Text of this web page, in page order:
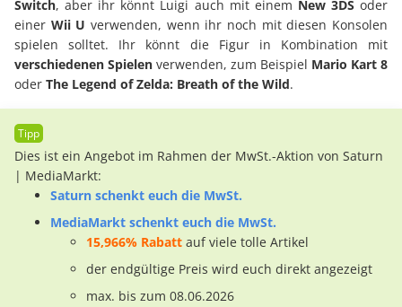
Switch, aber ihr könnt Luigi auch mit einem New 3DS oder
einer Wii U verwenden, wenn ihr noch mit diesen Konsolen
spielen solltet. Ihr könnt die Figur in Kombination mit
verschiedenen Spielen verwenden, zum Beispiel Mario Kart 8
oder The Legend of Zelda: Breath of the Wild.
Dies ist ein Angebot im Rahmen der MwSt.-Aktion von Saturn
| MediaMarkt:
Saturn schenkt euch die MwSt.
MediaMarkt schenkt euch die MwSt.
15,966% Rabatt auf viele tolle Artikel
der endgültige Preis wird euch direkt angezeigt
max. bis zum 08.06.2026